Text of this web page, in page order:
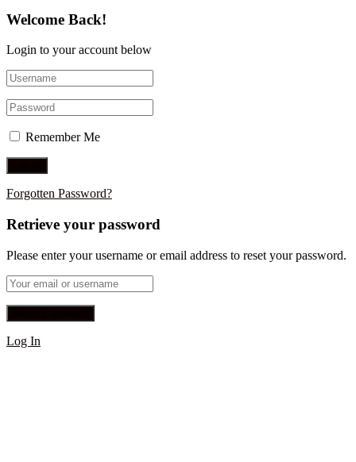
Welcome Back!
Login to your account below
Remember Me
Forgotten Password?
Retrieve your password
Please enter your username or email address to reset your password.
Log In